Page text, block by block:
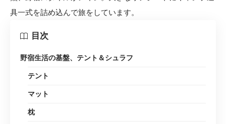
具一式を詰め込んで旅をしています。
目次
野宿生活の基盤、テント＆シュラフ
テント
マット
枕